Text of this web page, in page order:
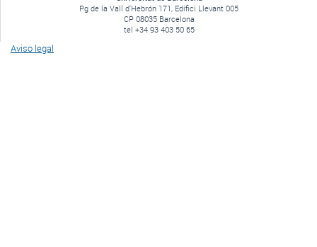
Pg de la Vall d'Hebrón 171, Edifici Llevant 005
CP 08035 Barcelona
tel +34 93 403 50 65
Aviso legal